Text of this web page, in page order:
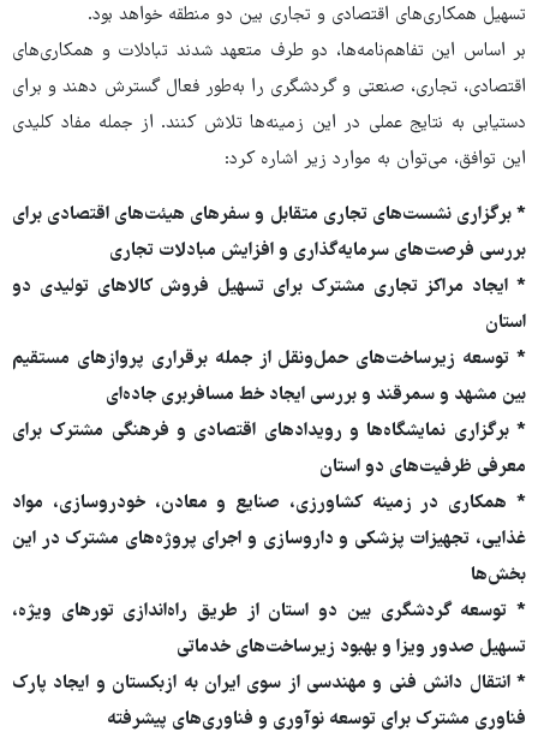
تسهیل همکاری‌های اقتصادی و تجاری بین دو منطقه خواهد بود.
بر اساس این تفاهم‌نامه‌ها، دو طرف متعهد شدند تبادلات و همکاری‌های
اقتصادی، تجاری، صنعتی و گردشگری را به‌طور فعال گسترش دهند و برای
دستیابی به نتایج عملی در این زمینه‌ها تلاش کنند. از جمله مفاد کلیدی
این توافق، می‌توان به موارد زیر اشاره کرد:
* برگزاری نشست‌های تجاری متقابل و سفرهای هیئت‌های اقتصادی برای
بررسی فرصت‌های سرمایه‌گذاری و افزایش مبادلات تجاری
* ایجاد مراکز تجاری مشترک برای تسهیل فروش کالاهای تولیدی دو
استان
* توسعه زیرساخت‌های حمل‌ونقل از جمله برقراری پروازهای مستقیم
بین مشهد و سمرقند و بررسی ایجاد خط مسافربری جاده‌ای
* برگزاری نمایشگاه‌ها و رویدادهای اقتصادی و فرهنگی مشترک برای
معرفی ظرفیت‌های دو استان
* همکاری در زمینه کشاورزی، صنایع و معادن، خودروسازی، مواد
غذایی، تجهیزات پزشکی و داروسازی و اجرای پروژه‌های مشترک در این
بخش‌ها
* توسعه گردشگری بین دو استان از طریق راه‌اندازی تورهای ویژه،
تسهیل صدور ویزا و بهبود زیرساخت‌های خدماتی
* انتقال دانش فنی و مهندسی از سوی ایران به ازبکستان و ایجاد پارک
فناوری مشترک برای توسعه نوآوری و فناوری‌های پیشرفته